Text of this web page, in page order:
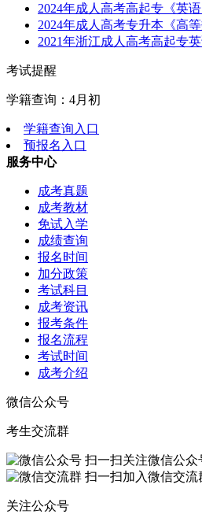
2024年成人高考高起专《英
2024年成人高考专升本《高
2021年浙江成人高考高起专
考试提醒
学籍查询：4月初
学籍查询入口
预报名入口
服务中心
成考真题
成考教材
免试入学
成绩查询
报名时间
加分政策
考试科目
成考资讯
报考条件
报名流程
考试时间
成考介绍
微信公众号
考生交流群
扫一扫关注微信公众
扫一扫加入微信交流
关注公众号